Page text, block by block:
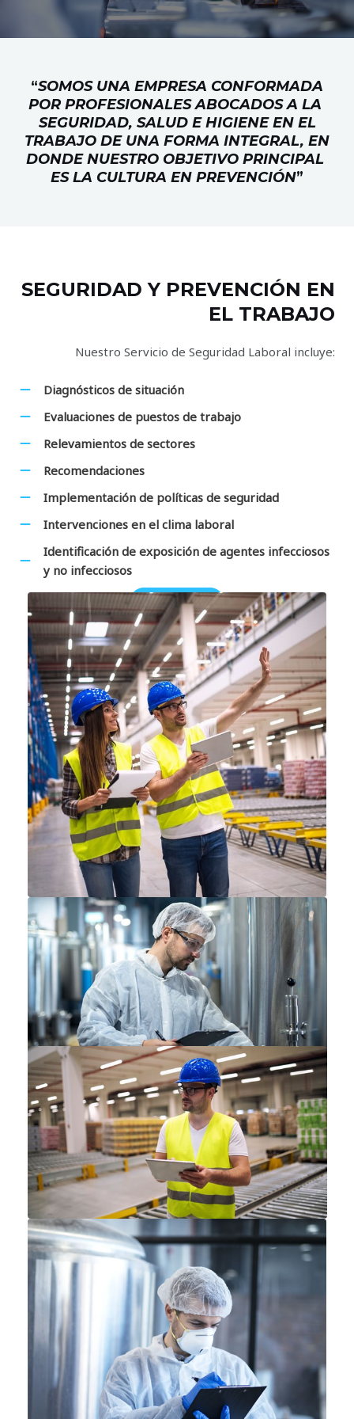
“SOMOS UNA EMPRESA CONFORMADA
POR PROFESIONALES ABOCADOS A LA
SEGURIDAD, SALUD E HIGIENE EN EL
TRABAJO DE UNA FORMA INTEGRAL, EN
DONDE NUESTRO OBJETIVO PRINCIPAL
ES LA CULTURA EN PREVENCIÓN”
SEGURIDAD Y PREVENCIÓN EN
EL TRABAJO
Nuestro Servicio de Seguridad Laboral incluye:
Diagnósticos de situación
Evaluaciones de puestos de trabajo
Relevamientos de sectores
Recomendaciones
Implementación de políticas de seguridad
Intervenciones en el clima laboral
Identificación de exposición de agentes infecciosos
y no infecciosos
SABER MÁS